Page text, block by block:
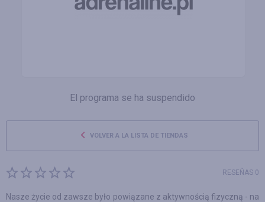
El programa se ha suspendido
VOLVER A LA LISTA DE TIENDAS
RESEÑAS 0
Nasze życie od zawsze było powiązane z aktywnością fizyczną - na